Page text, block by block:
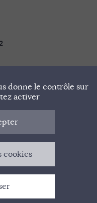
?
donne le contrôle sur
activer
cookies